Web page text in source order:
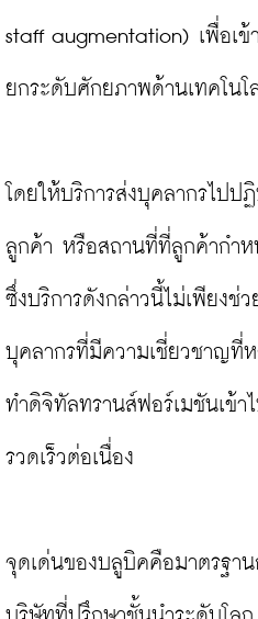
staff augmentation) เพื่อเข้
ยกระดับศักยภาพด้านเทคโนโ
โดยให้บริการส่งบุคลากรไป
ลูกค้า หรือสถานที่ที่ลูกค้ากำห
ซึ่งบริการดังกล่าวนี้ไม่เพียงช่
บุคลากรที่มีความเชี่ยวชาญที่
ทำดิจิทัลทรานส์ฟอร์เมชันเข้า
รวดเร็วต่อเนื่อง
จุดเด่นของบลูบิคคือมาตรฐาน